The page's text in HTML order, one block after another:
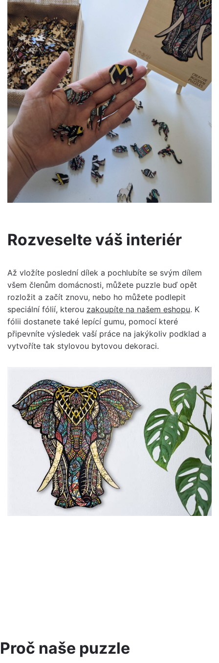
Rozveselte váš interiér
Až vložíte poslední dílek a pochlubíte se svým dílem
všem členům domácnosti, můžete puzzle buď opět
rozložit a začít znovu, nebo ho můžete podlepit
speciální fólií, kterou zakoupíte na našem eshopu. K
fólii dostanete také lepící gumu, pomocí které
připevníte výsledek vaší práce na jakýkoliv podklad a
vytvoříte tak stylovou bytovou dekoraci.
Proč naše puzzle